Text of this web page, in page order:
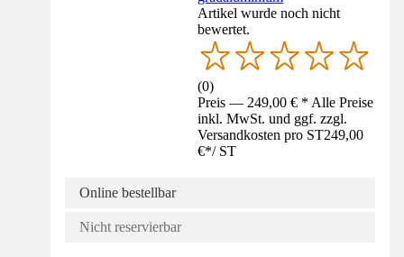
Artikel wurde noch nicht
bewertet.
(0)
Preis — 249,00 € * Alle Preise
inkl. MwSt. und ggf. zzgl.
Versandkosten pro ST249,00
€*/ ST
Online bestellbar
Nicht reservierbar